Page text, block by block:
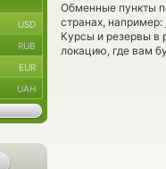
Обменные пункты
странах, например:
Курсы и резервы в
локацию, где вам
USD
RUB
EUR
UAH